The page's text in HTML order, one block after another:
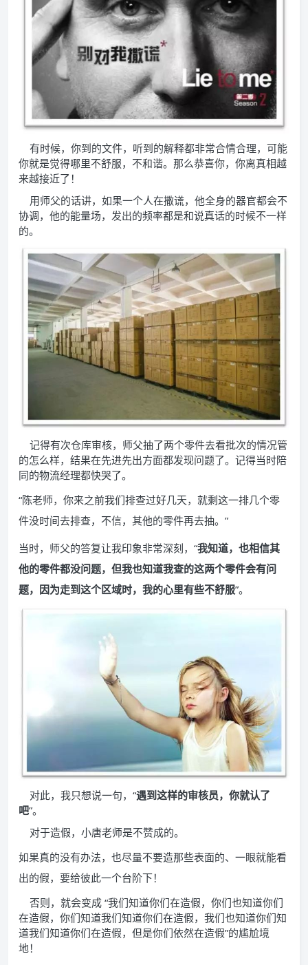
有时候，你到的文件，听到的解释都非常合情合理，可能
你就是觉得哪里不舒服，不和谐。那么恭喜你，你离真相越
来越接近了！
用师父的话讲，如果一个人在撒谎，他全身的器官都会不
协调，他的能量场，发出的频率都是和说真话的时候不一样
的。
记得有次仓库审核，师父抽了两个零件去看批次的情况管
的怎么样，结果在先进先出方面都发现问题了。记得当时陪
同的物流经理都快哭了。
“陈老师，你来之前我们排查过好几天，就剩这一排几个零
件没时间去排查，不信，其他的零件再去抽。”
当时，师父的答复让我印象非常深刻，“我知道，也相信其
他的零件都没问题，但我也知道我查的这两个零件会有问
题，因为走到这个区域时，我的心里有些不舒服”。
对此，我只想说一句，“遇到这样的审核员，你就认了
吧”。
对于造假，小唐老师是不赞成的。
如果真的没有办法，也尽量不要造那些表面的、一眼就能看
出的假，要给彼此一个台阶下！
否则，就会变成 “我们知道你们在造假，你们也知道你们
在造假，你们知道我们知道你们在造假，我们也知道你们知
道我们知道你们在造假，但是你们依然在造假”的尴尬境
地！